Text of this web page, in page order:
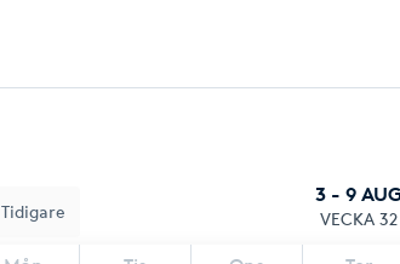
3 - 9
VECKA 32
Tidigare